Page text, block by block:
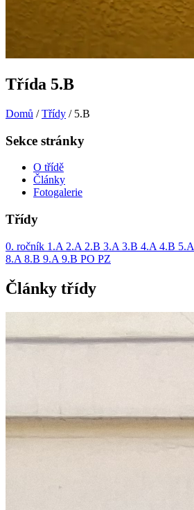
Třída 5.B
Domů / Třídy / 5.B
Sekce stránky
O třídě
Články
Fotogalerie
Třídy
0. ročník 1.A 2.A 2.B 3.A 3.B 4.A 4.B 5.A
8.A 8.B 9.A 9.B PO PZ
Články třídy